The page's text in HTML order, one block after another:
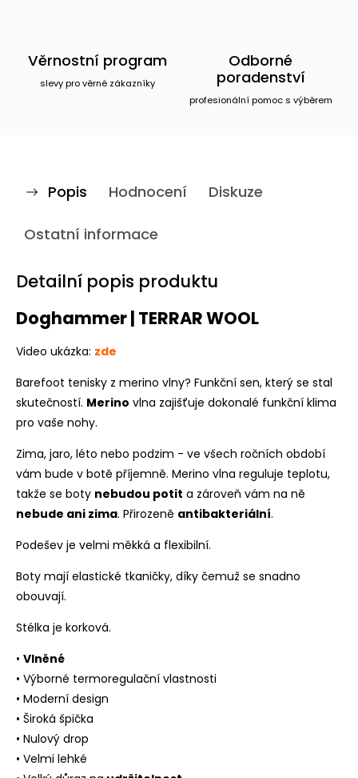
Věrnostní program
slevy pro věrné zákazníky
Odborné
poradenství
profesionální pomoc s výběrem
Popis Hodnocení Diskuze
Ostatní informace
Detailní popis produktu
Doghammer | TERRAR WOOL
Video ukázka: zde
Barefoot tenisky z merino vlny? Funkční sen, který se stal
skutečností. Merino vlna zajišťuje dokonalé funkční klima
pro vaše nohy.
Zima, jaro, léto nebo podzim - ve všech ročních období
vám bude v botě příjemně. Merino vlna reguluje teplotu,
takže se boty nebudou potit a zároveň vám na ně
nebude ani zima. Přirozeně antibakteriální.
Podešev je velmi měkká a flexibilní.
Boty mají elastické tkaničky, díky čemuž se snadno
obouvají.
Stélka je korková.
• Vlněné
• Výborné termoregulační vlastnosti
• Moderní design
• Široká špička
• Nulový drop
• Velmi lehké